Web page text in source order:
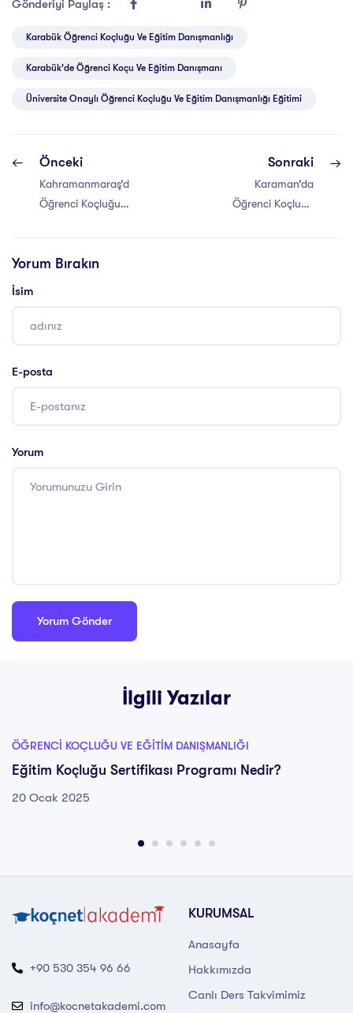
Gönderiyi Paylaş :
Karabük Öğrenci Koçluğu Ve Eğitim Danışmanlığı
Karabük'de Öğrenci Koçu Ve Eğitim Danışmanı
Üniversite Onaylı Öğrenci Koçluğu Ve Eğitim Danışmanlığı Eğitimi
Önceki
Kahramanmaraş’da
Öğrenci Koçluğu
Sonraki
Karaman’da
Öğrenci Koçluğu
Yorum Bırakın
İsim
E-posta
Yorum
İlgili Yazılar
ÖĞRENCI KOÇLUĞU VE EĞITIM DANIŞMANLIĞI
Eğitim Koçluğu Sertifikası Programı Nedir?
20 Ocak 2025
+90 530 354 96 66
info@kocnetakademi.com
KURUMSAL
Anasayfa
Hakkımızda
Canlı Ders Takvimimiz